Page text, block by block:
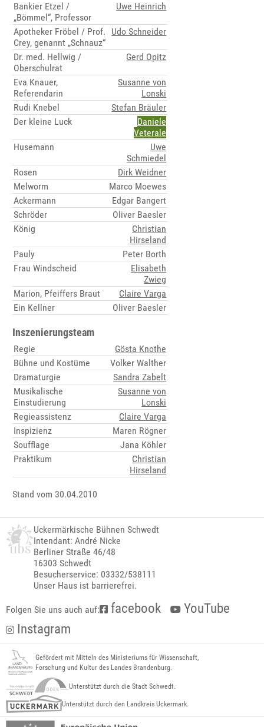
Bankier Etzel /
„Bömmel“, Professor
Uwe Heinrich
Apotheker Fröbel / Prof.
Crey, genannt „Schnauz“
Udo Schneider
Dr. med. Hellwig /
Oberschulrat
Gerd Opitz
Eva Knauer,
Referendarin
Susanne von
Lonski
Rudi Knebel
Stefan Bräuler
Der kleine Luck
Daniele
Veterale
Husemann
Uwe
Schmiedel
Rosen
Dirk Weidner
Melworm
Marco Moewes
Ackermann
Edgar Bangert
Schröder
Oliver Baesler
König
Christian
Hirseland
Pauly
Peter Borth
Frau Windscheid
Elisabeth
Zwieg
Marion, Pfeiffers Braut
Claire Varga
Ein Kellner
Oliver Baesler
Inszenierungsteam
Regie
Gösta Knothe
Bühne und Kostüme
Volker Walther
Dramaturgie
Sandra Zabelt
Musikalische
Einstudierung
Susanne von
Lonski
Regieassistenz
Claire Varga
Inspizienz
Maren Rögner
Soufflage
Jana Köhler
Praktikum
Christian
Hirseland
Stand vom 30.04.2010
Uckermärkische Bühnen Schwedt
Intendant: André Nicke
Berliner Straße 46/48
16303 Schwedt
Besucherservice: 03332/538111
Unser Haus ist barrierefrei.
Folgen Sie uns auch auf: facebook
YouTube
Instagram
Gefördert mit Mitteln des Ministeriums für Wissenschaft,
Forschung und Kultur des Landes Brandenburg.
Unterstützt durch die Stadt Schwedt.
Unterstützt durch den Landkreis Uckermark.